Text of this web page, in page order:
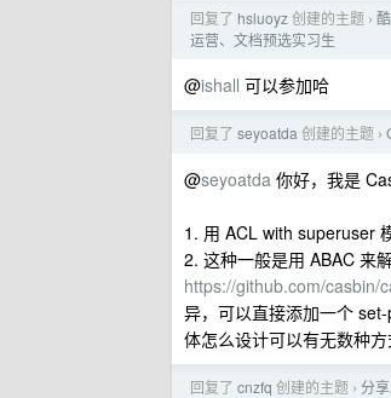
回复了 hsluoyz创建的主题 ›
运营、文档预选实习生
@ishall 可以参加哈
回复了 seyoatda 创建的主题 ›
@seyoatda 你好，我是
1. 用 ACL with superuser
2. 这种一般是用 ABAC 来
https://github.com/casbin/
异，可以直接添加一个
体怎么设计可以有无数种
回复了 cnzfq 创建的主题 › 分